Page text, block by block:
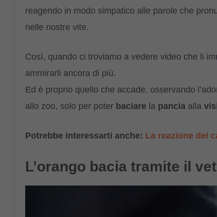
reagendo in modo simpatico alle parole che
nelle nostre vite.
Così, quando ci troviamo a vedere video che li
ammirarli ancora di più.
Ed è proprio quello che accade, osservando
allo zoo, solo per poter baciare la pancia alla
Potrebbe interessarti anche: La reazione dei
L’orango bacia tramite il